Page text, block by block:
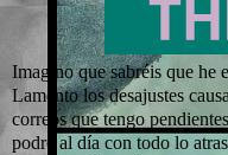
Imagino que sabréis que he
Lamento los desajustes
correos que tengo
podré al día con todo lo